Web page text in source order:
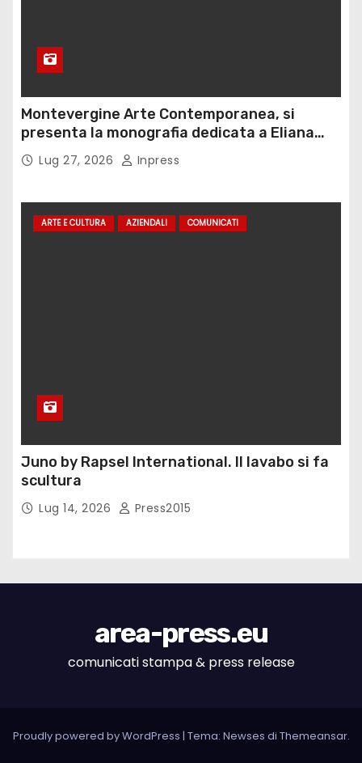
Montevergine Arte Contemporanea, si
presenta la monografia dedicata a Eliana
Adorno
Lug 27, 2026 Inpress
ARTE E CULTURA AZIENDALI COMUNICATI
Juno by Rapsel International. Il lavabo si fa
scultura
Lug 14, 2026 Press2015
area-press.eu
comunicati stampa & press release
Proudly powered by WordPress | Tema: Newses di Themeansar.